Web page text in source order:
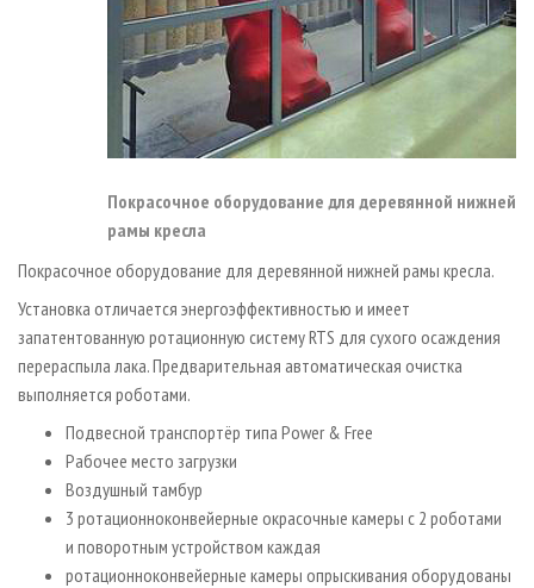
Покрасочное оборудование для деревянной нижней
рамы кресла
Покрасочное оборудование для деревянной нижней рамы кресла.
Установка отличается энергоэффективностью и имеет
запатентованную ротационную систему RTS для сухого осаждения
перераспыла лака. Предварительная автоматическая очистка
выполняется роботами.
Подвесной транспортёр типа Power & Free
Рабочее место загрузки
Воздушный тамбур
3 ротационно­конвейерные окрасочные камеры с 2 роботами
и поворотным устройством каждая
ротационно­конвейерные камеры опрыскивания оборудованы